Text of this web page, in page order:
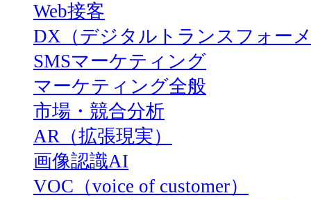
Web接客
DX（デジタルトランスフォー
SMSマーケティング
マーケティング全般
市場・競合分析
AR（拡張現実）
画像認識AI
VOC（voice of customer）